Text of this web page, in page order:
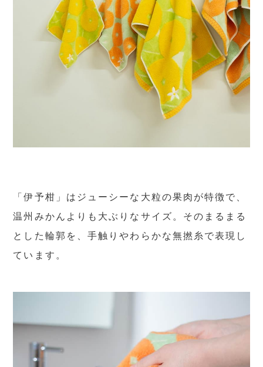
「伊予柑」はジューシーな大粒の果肉が特徴で、
温州みかんよりも大ぶりなサイズ。そのまるまる
とした輪郭を、手触りやわらかな無撚糸で表現し
ています。